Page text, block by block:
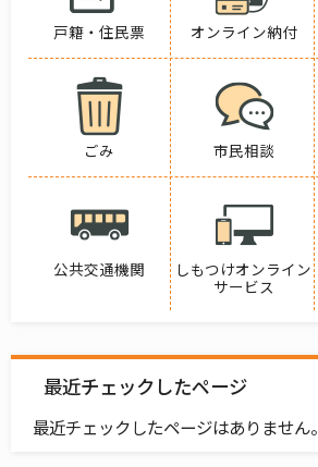
戸籍・住民票 オンライン納付
ごみ 市民相談
公共交通機関
しもつけオンライン
サービス
最近チェックしたページ
最近チェックしたページはありません。